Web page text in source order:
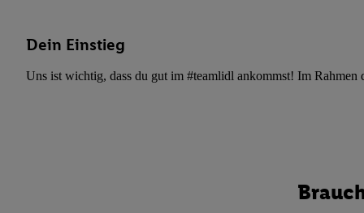
Dein Einstieg
Uns ist wichtig, dass du gut im #teamlidl ankommst! Im Rahmen
Verknüpfung
von Zielgruppen
reduzierter Daten